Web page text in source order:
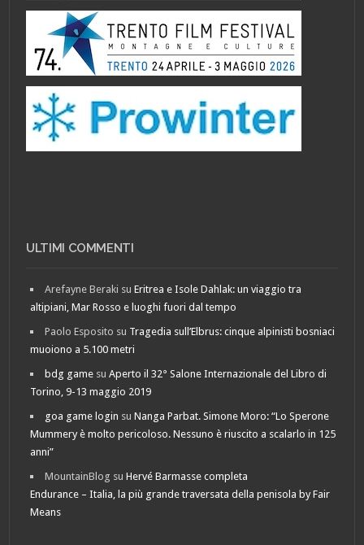
ULTIMI COMMENTI
Arefayne Beraki suEritrea e Isole Dahlak: un viaggio tra
altipiani, Mar Rosso e luoghi fuori dal tempo
Paolo Esposito su Tragedia sull’Elbrus: cinque alpinisti bosniaci
muoiono a 5.100 metri
bdg game suAperto il 32° Salone Internazionale del Libro di
Torino, 9-13 maggio 2019
goa game login suNanga Parbat. Simone Moro: “Lo Sperone
Mummery è molto pericoloso. Nessuno è riuscito a scalarlo in 125
anni”
MountainBlog suHervé Barmasse completa
Endurance – Italia, la più grande traversata della penisola by Fair
Means